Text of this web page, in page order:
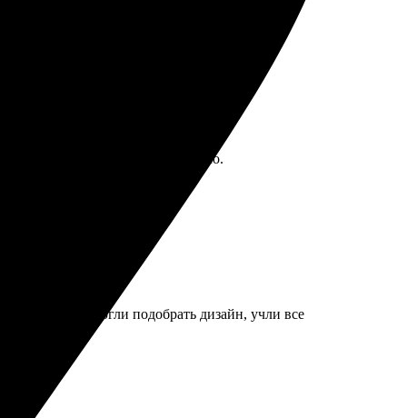
оперативная, всё устроило.
Помогли подобрать дизайн, учли все